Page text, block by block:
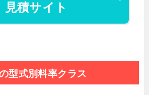
見積サイト
型式別料率クラス